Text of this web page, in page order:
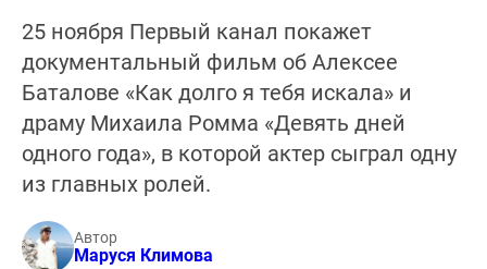
25 ноября Первый канал покажет
документальный фильм об Алексее
Баталове «Как долго я тебя искала» и
драму Михаила Ромма «Девять дней
одного года», в которой актер сыграл одну
из главных ролей.
Автор
Маруся Климова